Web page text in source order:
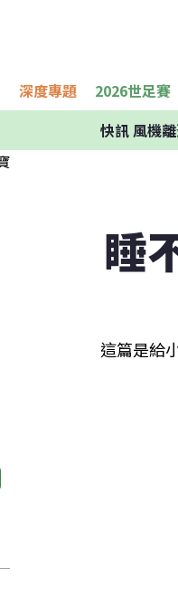
深度專題 2026世足賽
快訊風機
睡
這篇是給